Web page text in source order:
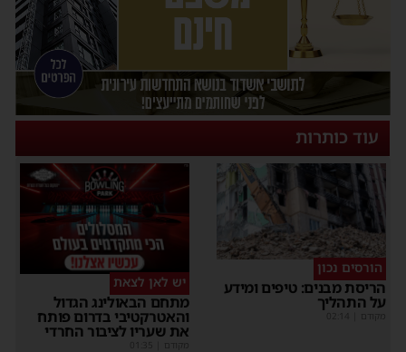
עוד כותרות
הורסים נכון
הריסת מבנים: טיפים ומידע
על התהליך
מקודם
יש לאן לצאת
מתחם הבאולינג הגדול
והאטרקטיבי בדרום פותח
את שעריו לציבור החרדי
מקודם